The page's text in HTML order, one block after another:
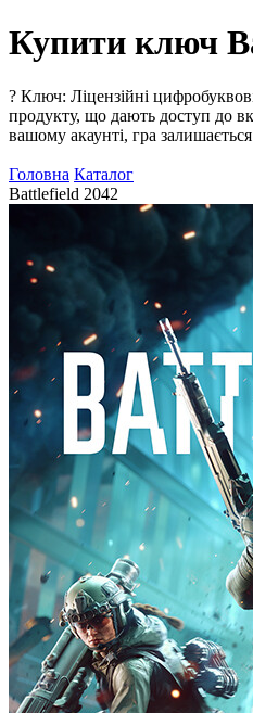
Купити ключ
? Ключ: Ліцензійні
продукту, що дають доступ до
вашому акаунті, гра
Головна Каталог
Battlefield 2042